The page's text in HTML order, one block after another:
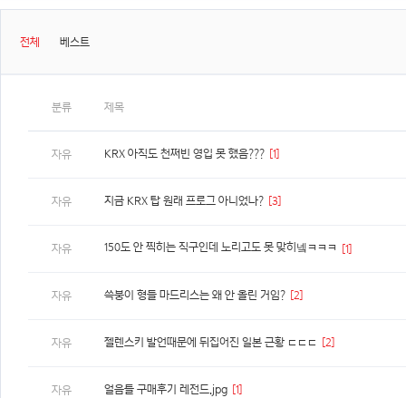
전체 베스트
분류 제목
자유 KRX 아직도 천쩌빈 영입 못 했음??? [1]
자유 지금 KRX 탑 원래 프로그 아니었나? [3]
자유 150도 안 찍히는 직구인데 노리고도 못 맞히넼ㅋㅋㅋ [1]
자유 쓱붕이 형들 마드리스는 왜 안 올린 거임? [2]
자유 젤렌스키 발언때문에 뒤집어진 일본 근황 ㄷㄷㄷ [2]
자유 얼음틀 구매후기 레전드.jpg [1]